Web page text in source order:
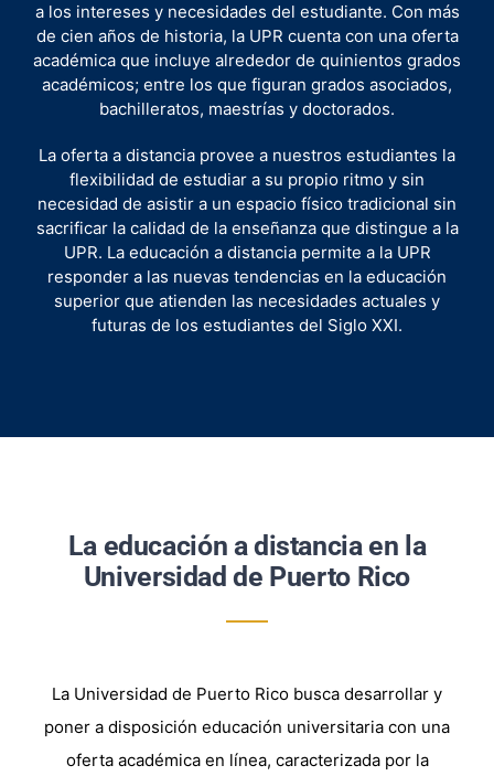
a los intereses y necesidades del estudiante. Con más
de cien años de historia, la UPR cuenta con una oferta
académica que incluye alrededor de quinientos grados
académicos; entre los que figuran grados asociados,
bachilleratos, maestrías y doctorados.
La oferta a distancia provee a nuestros estudiantes la
flexibilidad de estudiar a su propio ritmo y sin
necesidad de asistir a un espacio físico tradicional sin
sacrificar la calidad de la enseñanza que distingue a la
UPR. La educación a distancia permite a la UPR
responder a las nuevas tendencias en la educación
superior que atienden las necesidades actuales y
futuras de los estudiantes del Siglo XXI.
La educación a distancia en la
Universidad de Puerto Rico
La Universidad de Puerto Rico busca desarrollar y
poner a disposición educación universitaria con una
oferta académica en línea, caracterizada por la